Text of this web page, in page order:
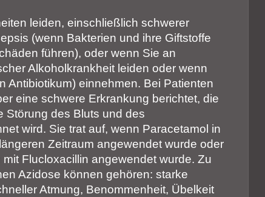
leiden, einschließlich schwerer
(wenn Bakterien und ihre Giftstoffe
führen), oder wenn Sie an
Alkoholkrankheit leiden oder wenn
Antibiotikum) einnehmen. Bei Patienten
eine schwere Erkrankung berichtet, die
Störung des Bluts und des
wird. Sie trat auf, wenn Paracetamol in
Zeitraum angewendet wurde oder
Flucloxacillin angewendet wurde. Zu
Azidose können gehören: starke
Atmung, Benommenheit, Übelkeit